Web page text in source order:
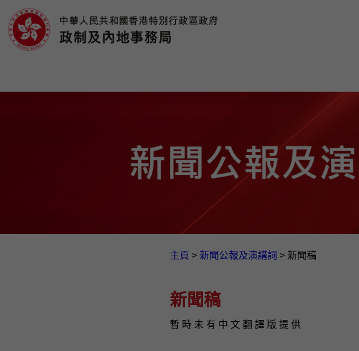
主頁 > 新聞公報及演講詞 > 新聞稿
新聞稿
暫 時 未 有 中 文 翻 譯 版 提 供